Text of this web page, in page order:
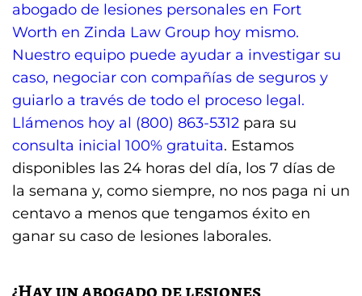
abogado de lesiones personales en Fort
Worth en Zinda Law Group hoy mismo.
Nuestro equipo puede ayudar a investigar su
caso, negociar con compañías de seguros y
guiarlo a través de todo el proceso legal.
Llámenos hoy al (800) 863-5312 para su
consulta inicial 100% gratuita. Estamos
disponibles las 24 horas del día, los 7 días de
la semana y, como siempre, no nos paga ni un
centavo a menos que tengamos éxito en
ganar su caso de lesiones laborales.